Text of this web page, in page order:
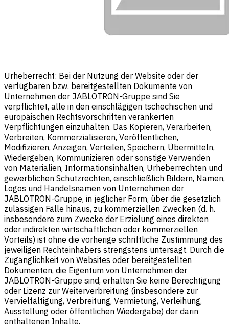
Urheberrecht: Bei der Nutzung der Website oder der
verfügbaren bzw. bereitgestellten Dokumente von
Unternehmen der JABLOTRON-Gruppe sind Sie
verpflichtet, alle in den einschlägigen tschechischen und
europäischen Rechtsvorschriften verankerten
Verpflichtungen einzuhalten. Das Kopieren, Verarbeiten,
Verbreiten, Kommerzialisieren, Veröffentlichen,
Modifizieren, Anzeigen, Verteilen, Speichern, Übermitteln,
Wiedergeben, Kommunizieren oder sonstige Verwenden
von Materialien, Informationsinhalten, Urheberrechten und
gewerblichen Schutzrechten, einschließlich Bildern, Namen,
Logos und Handelsnamen von Unternehmen der
JABLOTRON-Gruppe, in jeglicher Form, über die gesetzlich
zulässigen Fälle hinaus, zu kommerziellen Zwecken (d. h.
insbesondere zum Zwecke der Erzielung eines direkten
oder indirekten wirtschaftlichen oder kommerziellen
Vorteils) ist ohne die vorherige schriftliche Zustimmung des
jeweiligen Rechteinhabers strengstens untersagt. Durch die
Zugänglichkeit von Websites oder bereitgestellten
Dokumenten, die Eigentum von Unternehmen der
JABLOTRON-Gruppe sind, erhalten Sie keine Berechtigung
oder Lizenz zur Weiterverbreitung (insbesondere zur
Vervielfältigung, Verbreitung, Vermietung, Verleihung,
Ausstellung oder öffentlichen Wiedergabe) der darin
enthaltenen Inhalte.